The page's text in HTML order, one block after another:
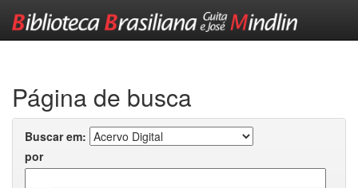
Página de busca
Buscar em:
por